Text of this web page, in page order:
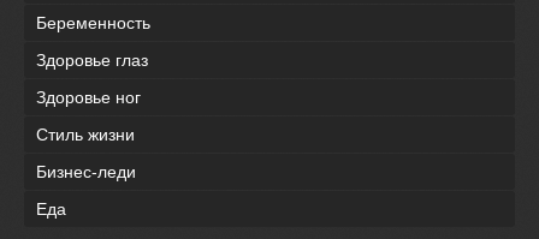
Беременность
Здоровье глаз
Здоровье ног
Стиль жизни
Бизнес-леди
Еда